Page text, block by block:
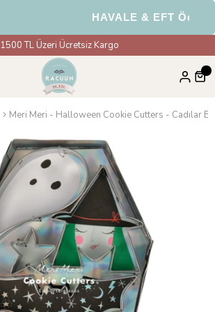
HAVALE & EFT
1500 TL Üzeri Ücretsiz Kargo